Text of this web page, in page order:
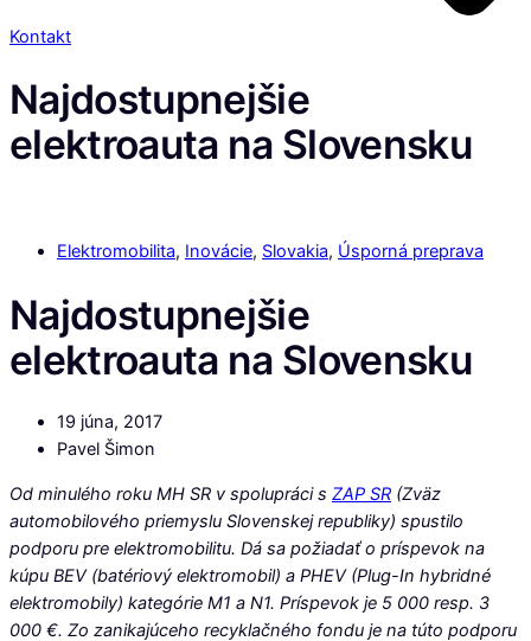
Kontakt
Najdostupnejšie
elektroauta na Slovensku
Elektromobilita, Inovácie, Slovakia, Úsporná preprava
Najdostupnejšie
elektroauta na Slovensku
19 júna, 2017
Pavel Šimon
Od minulého roku MH SR v spolupráci s ZAP SR (Zväz
automobilového priemyslu Slovenskej republiky) spustilo
podporu pre elektromobilitu. Dá sa požiadať o príspevok na
kúpu BEV (batériový elektromobil) a PHEV (Plug-In hybridné
elektromobily) kategórie M1 a N1. Príspevok je 5 000 resp. 3
000 €. Zo zanikajúceho recyklačného fondu je na túto podporu